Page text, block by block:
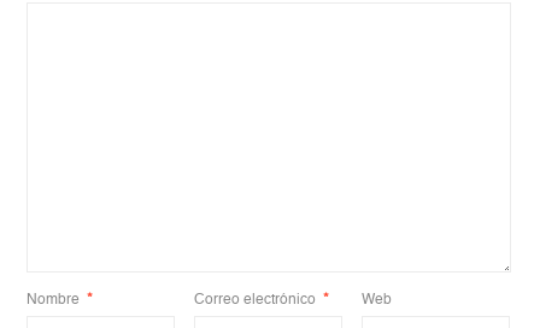
Nombre * Correo electrónico * Web